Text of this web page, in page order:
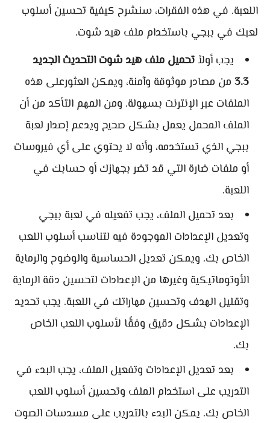
اللعبة. في هذه الفقرات، سنشرح كيفية تحسين أسلوب
لعبك في ببجي باستخدام ملف هيد شوت.
يجب أولاً تحميل ملف هيد شوت التحديث الجديد
3.3 من مصادر موثوقة وآمنة، ويمكن العثورعلى هذه
الملفات عبر الإنترنت بسهولة. ومن المهم التأكد من أن
الملف المحمل يعمل بشكل صحيح ويدعم إصدار لعبة
ببجي الذي تستخدمه، وأنه لا يحتوي على أي فيروسات
أو ملفات ضارة التي قد تضر بجهازك أو حسابك في
اللعبة.
بعد تحميل الملف، يجب تفعيله في لعبة ببجي
وتعديل الإعدادات الموجودة فيه لتناسب أسلوب اللعب
الخاص بك. ويمكن تعديل الحساسية والوضوح والرماية
الأوتوماتيكية وغيرها من الإعدادات لتحسين دقة الرماية
وتقليل الهدف وتحسين مهاراتك في اللعبة. يجب تحديد
الإعدادات بشكل دقيق وفقًا لأسلوب اللعب الخاص
بك.
بعد تعديل الإعدادات وتفعيل الملف، يجب البدء في
التدريب على استخدام الملف وتحسين أسلوب اللعب
الخاص بك. يمكن البدء بالتدريب على مسدسات الصوت